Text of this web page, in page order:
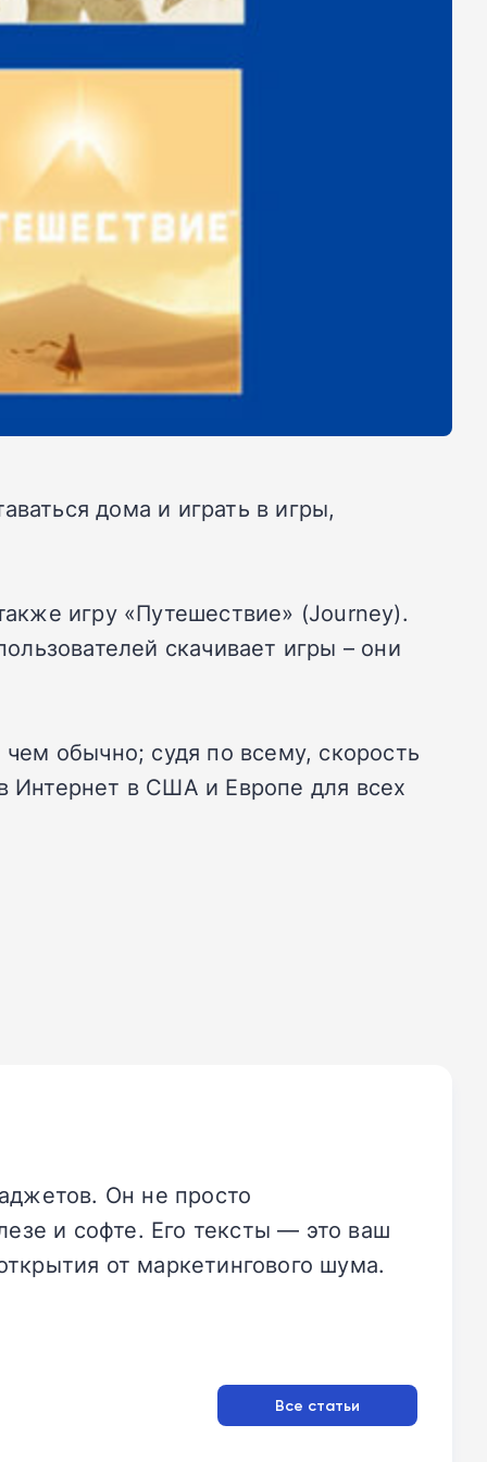
дома и играть в игры,
игру «Путешествие» (Journey).
скачивает игры – они
обычно; судя по всему, скорость
Интернет в США и Европе для всех
Он не просто
и софте. Его тексты — это ваш
от маркетингового шума.
Все статьи